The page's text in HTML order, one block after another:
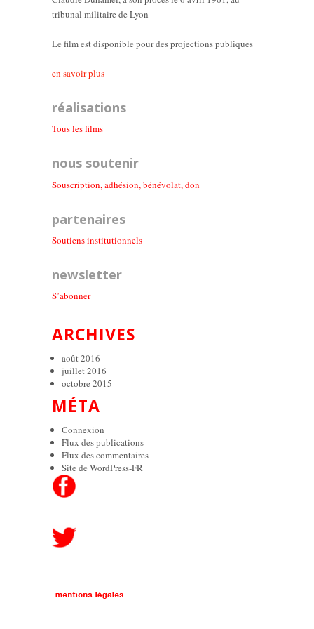
tribunal militaire de Lyon
Le film est disponible pour des projections publiques
en savoir plus
réalisations
Tous les films
nous soutenir
Souscription, adhésion, bénévolat, don
partenaires
Soutiens institutionnels
newsletter
S’abonner
ARCHIVES
août 2016
juillet 2016
octobre 2015
MÉTA
Connexion
Flux des publications
Flux des commentaires
Site de WordPress-FR